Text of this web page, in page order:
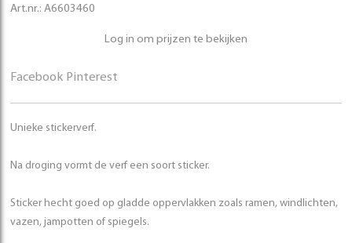
Art.nr.: A6603460
Log in om prijzen te bekijken
Facebook Pinterest
Unieke stickerverf.
Na droging vormt de verf een soort sticker.
Sticker hecht goed op gladde oppervlakken zoals ramen, windlichten,
vazen, jampotten of spiegels.